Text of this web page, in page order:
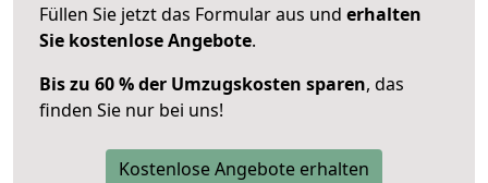
Füllen Sie jetzt das Formular aus und erhalten
Sie kostenlose Angebote.
Bis zu 60 % der Umzugskosten sparen, das
finden Sie nur bei uns!
Kostenlose Angebote erhalten